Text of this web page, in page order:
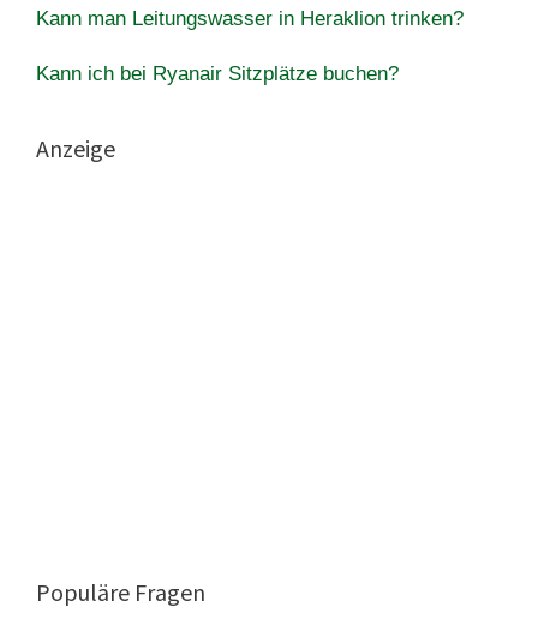
Kann man Leitungswasser in Heraklion trinken?
Kann ich bei Ryanair Sitzplätze buchen?
Anzeige
Populäre Fragen